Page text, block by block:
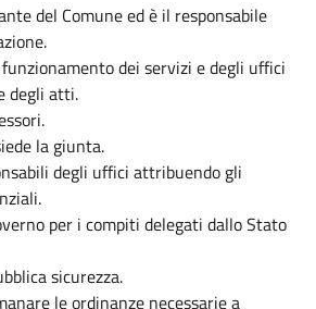
del Comune ed è il responsabile
dei servizi e degli uffici
degli atti.
la giunta.
degli uffici attribuendo gli
per i compiti delegati dallo Stato
sicurezza.
le ordinanze necessarie a